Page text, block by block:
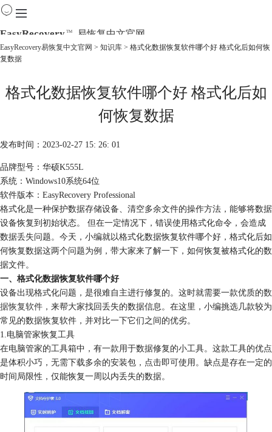
EasyRecovery TM 易恢复中文官网
下载
EasyRecovery易恢复中文官网 > 知识库 > 格式化数据恢复软件哪个好 格式化后如何恢
复数据
格式化数据恢复软件哪个好 格式化后如
何恢复数据
发布时间：2023-02-27 15: 26: 01
品牌型号：华硕K555L
系统：Windows10系统64位
软件版本：EasyRecovery Professional
格式化是一种保护数据存储设备、清空多余文件的操作方法，能够将数据
设备恢复到初始状态。 但在一定情况下，错误使用格式化命令，会造成
数据丢失问题。今天，小编就以格式化数据恢复软件哪个好，格式化后如
何恢复数据这两个问题为例，带大家来了解一下，如何恢复被格式化的数
据文件。
一、 格式化数据恢复软件哪个好
设备出现格式化问题，是很难自主进行修复的。这时就需要一款优质的数
据恢复软件 ，来帮大家找回丢失的数据信息。在这里，小编挑选几款较为
常见的数据恢复软件，并对比一下它们之间的优劣。
1.电脑管家恢复工具
在电脑管家的工具箱中，有一款用于数据修复的小工具。这款工具的优点
是体积小巧，无需下载多余的安装包，点击即可使用。缺点是存在一定的
时间局限性，仅能恢复一周以内丢失的数据。